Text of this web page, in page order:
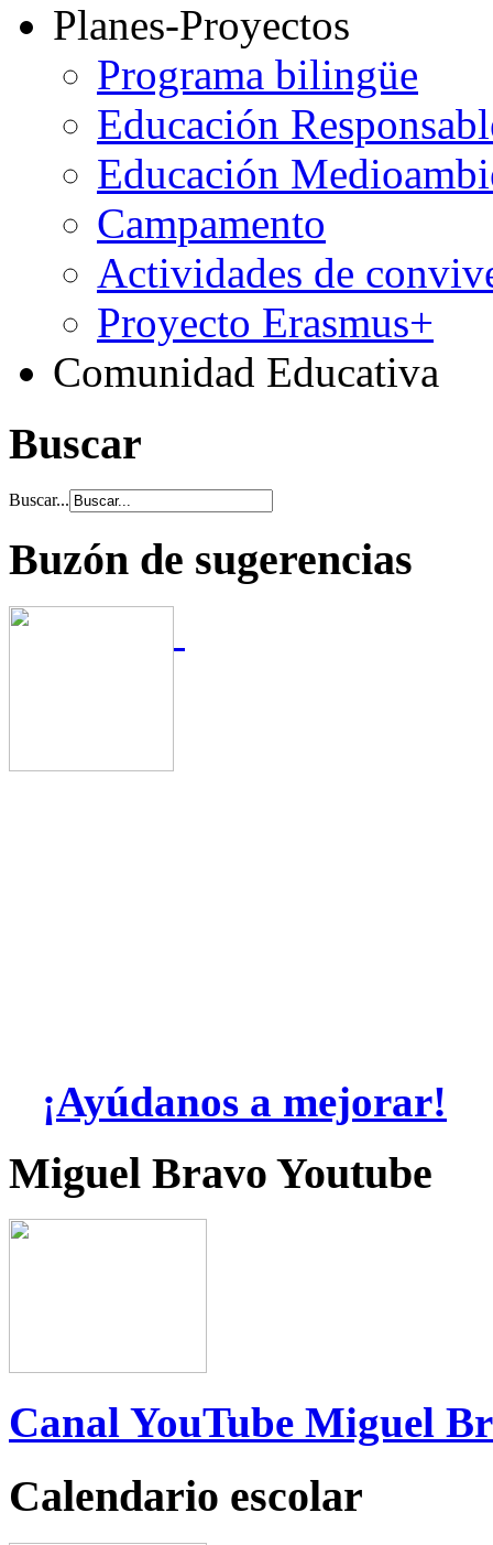
Planes-Proyectos
Programa bilingüe
Educación
Educación
Campamento
Actividades de
Proyecto Erasmus+
Comunidad Educativa
Buscar
Buscar...
Buzón de sugerencias
¡Ayúdanos a mejorar!
Miguel Bravo Youtube
Canal YouTube Miguel
Calendario escolar